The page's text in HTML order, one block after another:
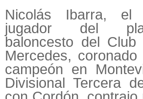
Nicolás Ibarra, el
jugador del
baloncesto del
Mercedes,
campeón en
Divisional Tercera